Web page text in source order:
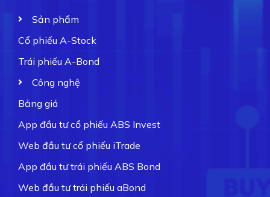
Sản phẩm
Cổ phiếu A-Stock
Trái phiếu A-Bond
Công nghệ
Bảng giá
App đầu tư cổ phiếu ABS Invest
Web đầu tư cổ phiếu iTrade
App đầu tư trái phiếu ABS Bond
Web đầu tư trái phiếu aBond